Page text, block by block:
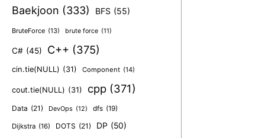
Baekjoon (333) BFS (55)
BruteForce (13) brute force (11)
C# (45) C++ (375)
cin.tie(NULL) (31) Component (14)
cout.tie(NULL) (31) cpp (371)
Data (21) DevOps (12) dfs (19)
Dijkstra (16) DOTS (21) DP (50)